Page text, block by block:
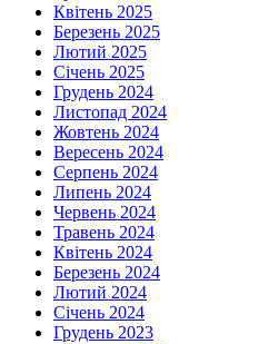
Квітень 2025
Березень 2025
Лютий 2025
Січень 2025
Грудень 2024
Листопад 2024
Жовтень 2024
Вересень 2024
Серпень 2024
Липень 2024
Червень 2024
Травень 2024
Квітень 2024
Березень 2024
Лютий 2024
Січень 2024
Грудень 2023